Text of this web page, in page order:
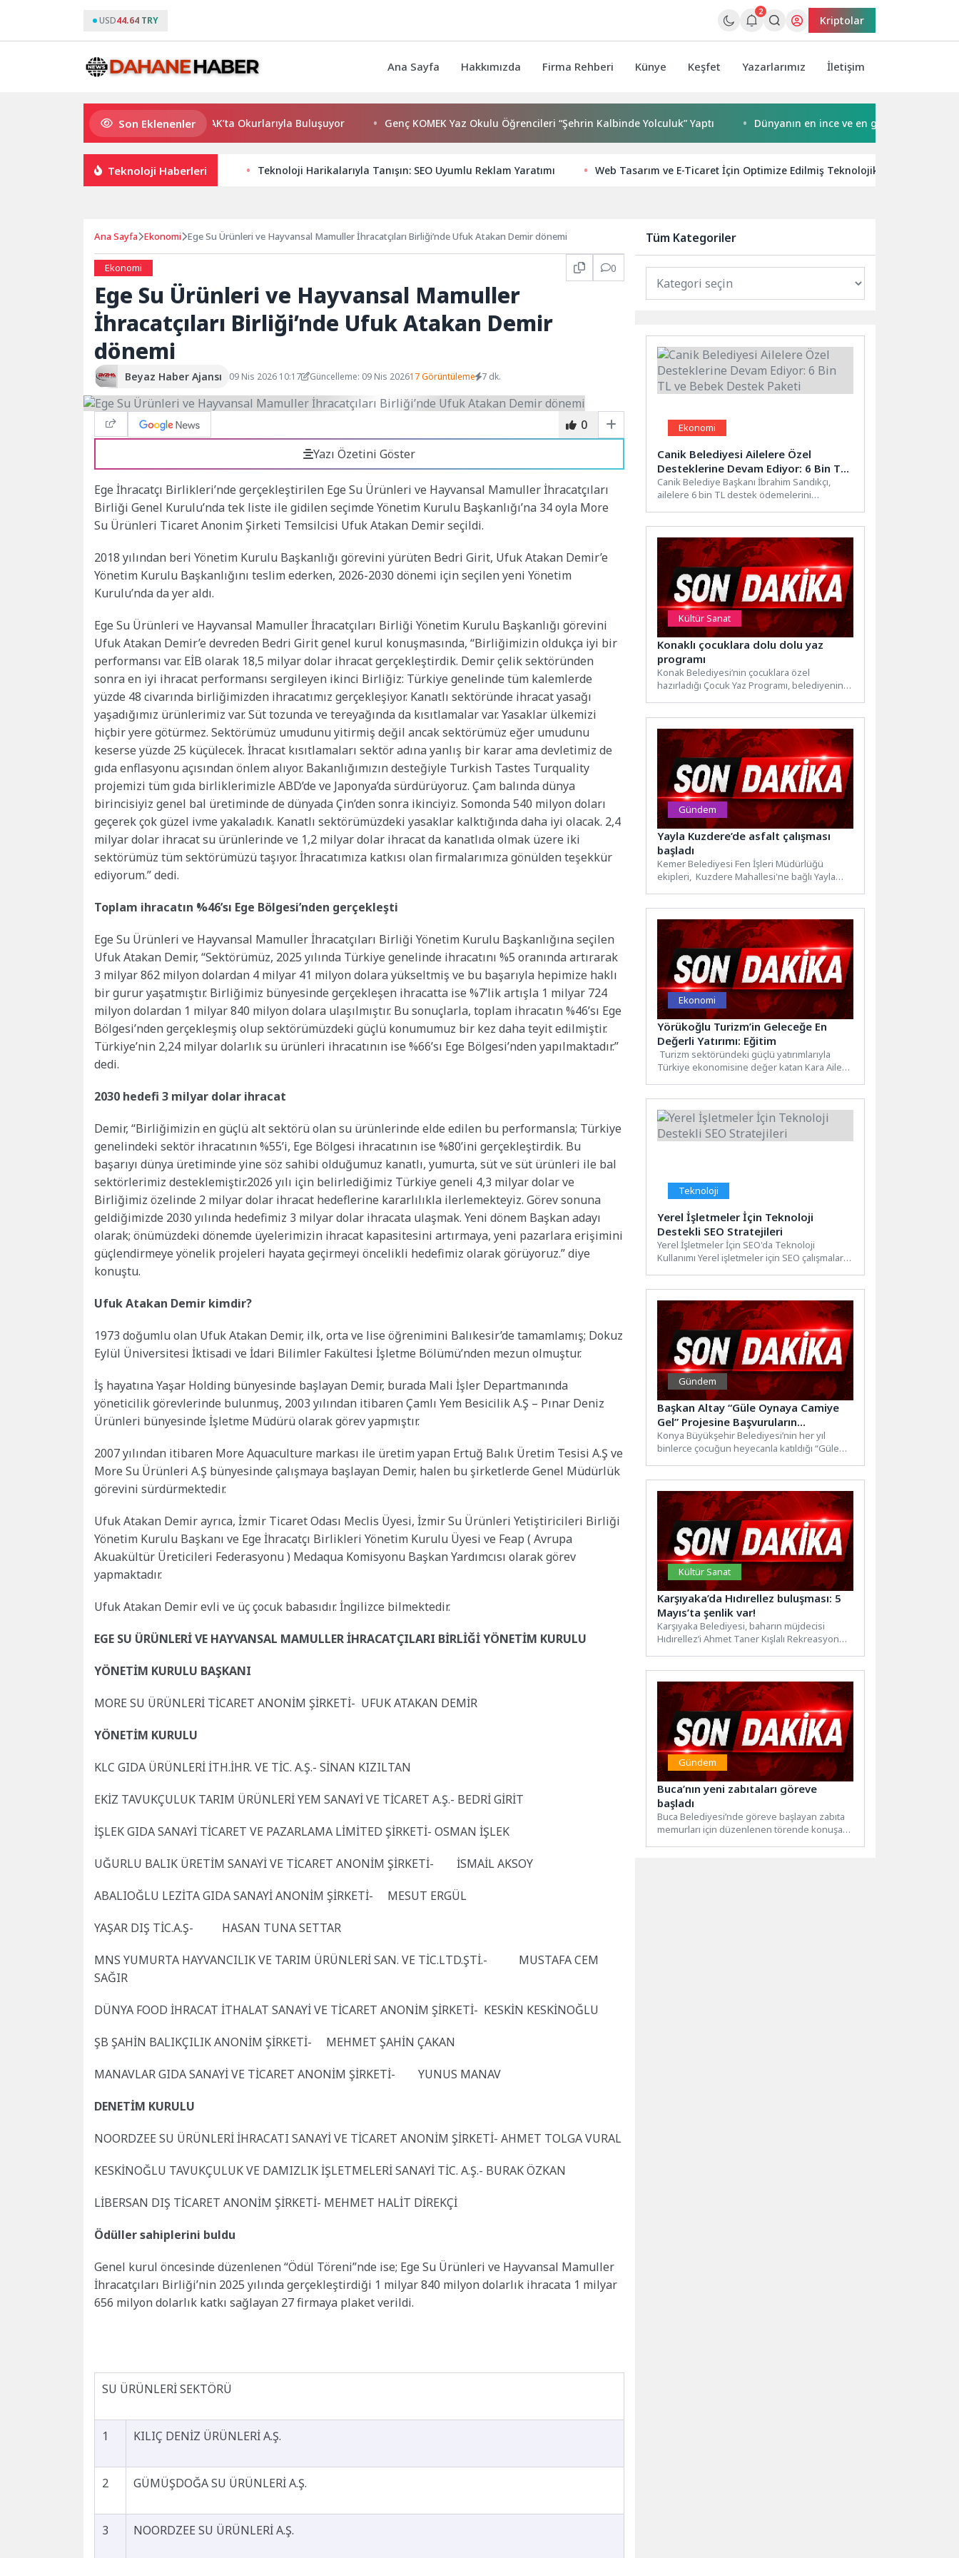
USD44.64 TRY
2
Kriptolar
Ana Sayfa Hakkımızda Firma Rehberi Künye Keşfet Yazarlarımız İletişim
Son Eklenenler
Usta Yazar Burhan Sönmez TESAK’ta Okurlarıyla Buluşuyor Genç KOMEK Yaz Okulu Öğrencileri “Şehrin Kalbinde Yolculuk” Yaptı Dünyanın en ince ve en güçlü katlanabilir amiral
Teknoloji Haberleri Teknoloji Harikalarıyla Tanışın: SEO Uyumlu Reklam Yaratımı Web Tasarım ve E-Ticaret İçin Optimize Edilmiş Teknolojik Çözümler
Ana Sayfa Ekonomi Ege Su Ürünleri ve Hayvansal Mamuller İhracatçıları Birliği’nde Ufuk Atakan Demir dönemi
Ekonomi 0
Ege Su Ürünleri ve Hayvansal Mamuller
İhracatçıları Birliği’nde Ufuk Atakan Demir
dönemi
Beyaz Haber Ajansı 09 Nis 2026 10:17 Güncelleme: 09 Nis 202617 Görüntüleme 7 dk.
0
Yazı Özetini Göster
Ege İhracatçı Birlikleri’nde gerçekleştirilen Ege Su Ürünleri ve Hayvansal Mamuller İhracatçıları
Birliği Genel Kurulu’nda tek liste ile gidilen seçimde Yönetim Kurulu Başkanlığı’na 34 oyla More
Su Ürünleri Ticaret Anonim Şirketi Temsilcisi Ufuk Atakan Demir seçildi.
2018 yılından beri Yönetim Kurulu Başkanlığı görevini yürüten Bedri Girit, Ufuk Atakan Demir’e
Yönetim Kurulu Başkanlığını teslim ederken, 2026-2030 dönemi için seçilen yeni Yönetim
Kurulu’nda da yer aldı.
Ege Su Ürünleri ve Hayvansal Mamuller İhracatçıları Birliği Yönetim Kurulu Başkanlığı görevini
Ufuk Atakan Demir’e devreden Bedri Girit genel kurul konuşmasında, “Birliğimizin oldukça iyi bir
performansı var. EİB olarak 18,5 milyar dolar ihracat gerçekleştirdik. Demir çelik sektöründen
sonra en iyi ihracat performansı sergileyen ikinci Birliğiz: Türkiye genelinde tüm kalemlerde
yüzde 48 civarında birliğimizden ihracatımız gerçekleşiyor. Kanatlı sektöründe ihracat yasağı
yaşadığımız ürünlerimiz var. Süt tozunda ve tereyağında da kısıtlamalar var. Yasaklar ülkemizi
hiçbir yere götürmez. Sektörümüz umudunu yitirmiş değil ancak sektörümüz eğer umudunu
keserse yüzde 25 küçülecek. İhracat kısıtlamaları sektör adına yanlış bir karar ama devletimiz de
gıda enflasyonu açısından önlem alıyor. Bakanlığımızın desteğiyle Turkish Tastes Turquality
projemizi tüm gıda birliklerimizle ABD’de ve Japonya’da sürdürüyoruz. Çam balında dünya
birincisiyiz genel bal üretiminde de dünyada Çin’den sonra ikinciyiz. Somonda 540 milyon doları
geçerek çok güzel ivme yakaladık. Kanatlı sektörümüzdeki yasaklar kalktığında daha iyi olacak. 2,4
milyar dolar ihracat su ürünlerinde ve 1,2 milyar dolar ihracat da kanatlıda olmak üzere iki
sektörümüz tüm sektörümüzü taşıyor. İhracatımıza katkısı olan firmalarımıza gönülden teşekkür
ediyorum.” dedi.
Toplam ihracatın %46’sı Ege Bölgesi’nden gerçekleşti
Ege Su Ürünleri ve Hayvansal Mamuller İhracatçıları Birliği Yönetim Kurulu Başkanlığına seçilen
Ufuk Atakan Demir, “Sektörümüz, 2025 yılında Türkiye genelinde ihracatını %5 oranında artırarak
3 milyar 862 milyon dolardan 4 milyar 41 milyon dolara yükseltmiş ve bu başarıyla hepimize haklı
bir gurur yaşatmıştır. Birliğimiz bünyesinde gerçekleşen ihracatta ise %7’lik artışla 1 milyar 724
milyon dolardan 1 milyar 840 milyon dolara ulaşılmıştır. Bu sonuçlarla, toplam ihracatın %46’sı Ege
Bölgesi’nden gerçekleşmiş olup sektörümüzdeki güçlü konumumuz bir kez daha teyit edilmiştir.
Türkiye’nin 2,24 milyar dolarlık su ürünleri ihracatının ise %66’sı Ege Bölgesi’nden yapılmaktadır.”
dedi.
2030 hedefi 3 milyar dolar ihracat
Demir, “Birliğimizin en güçlü alt sektörü olan su ürünlerinde elde edilen bu performansla; Türkiye
genelindeki sektör ihracatının %55’i, Ege Bölgesi ihracatının ise %80’ini gerçekleştirdik. Bu
başarıyı dünya üretiminde yine söz sahibi olduğumuz kanatlı, yumurta, süt ve süt ürünleri ile bal
sektörlerimiz desteklemiştir.2026 yılı için belirlediğimiz Türkiye geneli 4,3 milyar dolar ve
Birliğimiz özelinde 2 milyar dolar ihracat hedeflerine kararlılıkla ilerlemekteyiz. Görev sonuna
geldiğimizde 2030 yılında hedefimiz 3 milyar dolar ihracata ulaşmak. Yeni dönem Başkan adayı
olarak; önümüzdeki dönemde üyelerimizin ihracat kapasitesini artırmaya, yeni pazarlara erişimini
güçlendirmeye yönelik projeleri hayata geçirmeyi öncelikli hedefimiz olarak görüyoruz.” diye
konuştu.
Ufuk Atakan Demir kimdir?
1973 doğumlu olan Ufuk Atakan Demir, ilk, orta ve lise öğrenimini Balıkesir’de tamamlamış; Dokuz
Eylül Üniversitesi İktisadi ve İdari Bilimler Fakültesi İşletme Bölümü’nden mezun olmuştur.
İş hayatına Yaşar Holding bünyesinde başlayan Demir, burada Mali İşler Departmanında
yöneticilik görevlerinde bulunmuş, 2003 yılından itibaren Çamlı Yem Besicilik A.Ş – Pınar Deniz
Ürünleri bünyesinde İşletme Müdürü olarak görev yapmıştır.
2007 yılından itibaren More Aquaculture markası ile üretim yapan Ertuğ Balık Üretim Tesisi A.Ş ve
More Su Ürünleri A.Ş bünyesinde çalışmaya başlayan Demir, halen bu şirketlerde Genel Müdürlük
görevini sürdürmektedir.
Ufuk Atakan Demir ayrıca, İzmir Ticaret Odası Meclis Üyesi, İzmir Su Ürünleri Yetiştiricileri Birliği
Yönetim Kurulu Başkanı ve Ege İhracatçı Birlikleri Yönetim Kurulu Üyesi ve Feap ( Avrupa
Akuakültür Üreticileri Federasyonu ) Medaqua Komisyonu Başkan Yardımcısı olarak görev
yapmaktadır.
Ufuk Atakan Demir evli ve üç çocuk babasıdır. İngilizce bilmektedir.
EGE SU ÜRÜNLERİ VE HAYVANSAL MAMULLER İHRACATÇILARI BİRLİĞİ YÖNETİM KURULU
YÖNETİM KURULU BAŞKANI
MORE SU ÜRÜNLERİ TİCARET ANONİM ŞİRKETİ- UFUK ATAKAN DEMİR
YÖNETİM KURULU
KLC GIDA ÜRÜNLERİ İTH.İHR. VE TİC. A.Ş.- SİNAN KIZILTAN
EKİZ TAVUKÇULUK TARIM ÜRÜNLERİ YEM SANAYİ VE TİCARET A.Ş.- BEDRİ GİRİT
İŞLEK GIDA SANAYİ TİCARET VE PAZARLAMA LİMİTED ŞİRKETİ- OSMAN İŞLEK
UĞURLU BALIK ÜRETİM SANAYİ VE TİCARET ANONİM ŞİRKETİ- İSMAİL AKSOY
ABALIOĞLU LEZİTA GIDA SANAYİ ANONİM ŞİRKETİ- MESUT ERGÜL
YAŞAR DIŞ TİC.A.Ş- HASAN TUNA SETTAR
MNS YUMURTA HAYVANCILIK VE TARIM ÜRÜNLERİ SAN. VE TİC.LTD.ŞTİ.- MUSTAFA CEM
SAĞIR
DÜNYA FOOD İHRACAT İTHALAT SANAYİ VE TİCARET ANONİM ŞİRKETİ- KESKİN KESKİNOĞLU
ŞB ŞAHİN BALIKÇILIK ANONİM ŞİRKETİ- MEHMET ŞAHİN ÇAKAN
MANAVLAR GIDA SANAYİ VE TİCARET ANONİM ŞİRKETİ- YUNUS MANAV
DENETİM KURULU
NOORDZEE SU ÜRÜNLERİ İHRACATI SANAYİ VE TİCARET ANONİM ŞİRKETİ- AHMET TOLGA VURAL
KESKİNOĞLU TAVUKÇULUK VE DAMIZLIK İŞLETMELERİ SANAYİ TİC. A.Ş.- BURAK ÖZKAN
LİBERSAN DIŞ TİCARET ANONİM ŞİRKETİ- MEHMET HALİT DİREKÇİ
Ödüller sahiplerini buldu
Genel kurul öncesinde düzenlenen “Ödül Töreni”nde ise; Ege Su Ürünleri ve Hayvansal Mamuller
İhracatçıları Birliği’nin 2025 yılında gerçekleştirdiği 1 milyar 840 milyon dolarlık ihracata 1 milyar
656 milyon dolarlık katkı sağlayan 27 firmaya plaket verildi.
SU ÜRÜNLERİ SEKTÖRÜ
1 KILIÇ DENİZ ÜRÜNLERİ A.Ş.
2 GÜMÜŞDOĞA SU ÜRÜNLERİ A.Ş.
3 NOORDZEE SU ÜRÜNLERİ A.Ş.
Tüm Kategoriler
Ekonomi
Canik Belediyesi Ailelere Özel
Desteklerine Devam Ediyor: 6 Bin TL
ve Bebek Destek Paketi
Canik Belediye Başkanı İbrahim Sandıkçı,
ailelere 6 bin TL destek ödemelerini
Kültür Sanat
Konaklı çocuklara dolu dolu yaz
programı
Konak Belediyesi’nin çocuklara özel
hazırladığı Çocuk Yaz Programı, belediyenin
Gündem
Yayla Kuzdere’de asfalt çalışması
başladı
Kemer Belediyesi Fen İşleri Müdürlüğü
ekipleri, Kuzdere Mahallesi'ne bağlı Yayla
Ekonomi
Yörükoğlu Turizm’in Geleceğe En
Değerli Yatırımı: Eğitim
Turizm sektöründeki güçlü yatırımlarıyla
Türkiye ekonomisine değer katan Kara Ailesi,
Teknoloji
Yerel İşletmeler İçin Teknoloji
Destekli SEO Stratejileri
Yerel İşletmeler İçin SEO'da Teknoloji
Kullanımı Yerel işletmeler için SEO çalışmaları,
Gündem
Başkan Altay “Güle Oynaya Camiye
Gel” Projesine Başvuruların
Başladığını Duyurdu
Konya Büyükşehir Belediyesi’nin her yıl
binlerce çocuğun heyecanla katıldığı “Güle
Kültür Sanat
Karşıyaka’da Hıdırellez buluşması: 5
Mayıs’ta şenlik var!
Karşıyaka Belediyesi, baharın müjdecisi
Hıdırellez’i Ahmet Taner Kışlalı Rekreasyon
Gündem
Buca’nın yeni zabıtaları göreve
başladı
Buca Belediyesi’nde göreve başlayan zabıta
memurları için düzenlenen törende konuşan